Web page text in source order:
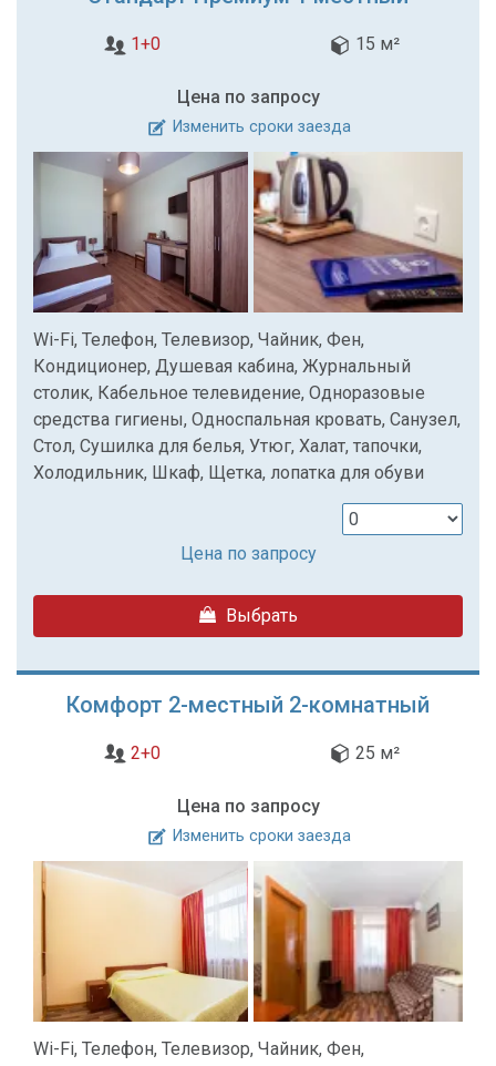
1+0 15 м²
Цена по запросу
Изменить сроки заезда
Wi-Fi, Телефон, Телевизор, Чайник, Фен,
Кондиционер, Душевая кабина, Журнальный
столик, Кабельное телевидение, Одноразовые
средства гигиены, Односпальная кровать, Санузел,
Стол, Сушилка для белья, Утюг, Халат, тапочки,
Холодильник, Шкаф, Щетка, лопатка для обуви
Цена по запросу
Выбрать
Комфорт 2-местный 2-комнатный
2+0 25 м²
Цена по запросу
Изменить сроки заезда
Wi-Fi, Телефон, Телевизор, Чайник, Фен,